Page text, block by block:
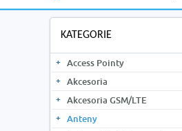
KATEGORIE
Access Pointy
Akcesoria
Akcesoria GSM/LTE
Anteny